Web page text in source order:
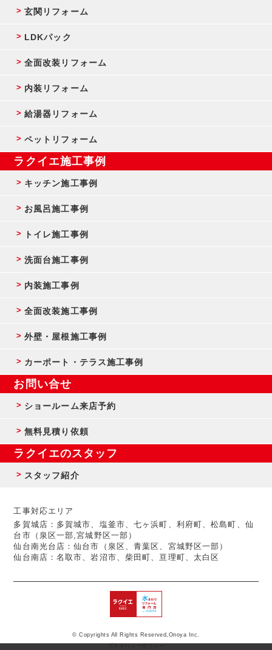
© Copyrights All Rights Reserved,Onoya Inc.
玄関リフォーム
LDKパック
全面改装リフォーム
内装リフォーム
給湯器リフォーム
ペットリフォーム
ラクイエ施工事例
キッチン施工事例
お風呂施工事例
トイレ施工事例
洗面台施工事例
内装施工事例
全面改装施工事例
外壁・屋根施工事例
カーポート・テラス施工事例
お問い合せ
ショールーム来店予約
無料見積り依頼
ラクイエのスタッフ
スタッフ紹介
工事対応エリア
多賀城店：多賀城市、塩釜市、七ヶ浜町、利府町、松島町、仙
台市（泉区一部,宮城野区一部）
仙台南光台店：仙台市（泉区、青葉区、宮城野区一部）
仙台南店：名取市、岩沼市、柴田町、亘理町、太白区